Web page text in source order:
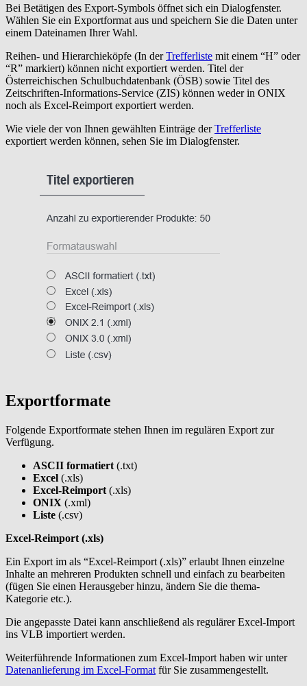
Bei Betätigen des Export-Symbols öffnet sich ein Dialogfenster.
Wählen Sie ein Exportformat aus und speichern Sie die Daten unter
einem Dateinamen Ihrer Wahl.
Reihen- und Hierarchieköpfe (In derTrefferliste mit einem “H” oder
“R” markiert) können nicht exportiert werden. Titel der
Österreichischen Schulbuchdatenbank (ÖSB) sowie Titel des
Zeitschriften-Informations-Service (ZIS) können weder in ONIX
noch als Excel-Reimport exportiert werden.
Wie viele der von Ihnen gewählten Einträge derTrefferliste
exportiert werden können, sehen Sie im Dialogfenster.
Exportformate
Folgende Exportformate stehen Ihnen im regulären Export zur
Verfügung.
ASCII formatiert (.txt)
Excel (.xls)
Excel-Reimport (.xls)
ONIX (.xml)
Liste (.csv)
Excel-Reimport (.xls)
Ein Export im als “Excel-Reimport (.xls)” erlaubt Ihnen einzelne
Inhalte an mehreren Produkten schnell und einfach zu bearbeiten
(fügen Sie einen Herausgeber hinzu, ändern Sie die thema-
Kategorie etc.).
Die angepasste Datei kann anschließend als regulärer Excel-Import
ins VLB importiert werden.
Weiterführende Informationen zum Excel-Import haben wir unter
Datenanlieferung im Excel-Format für Sie zusammengestellt.